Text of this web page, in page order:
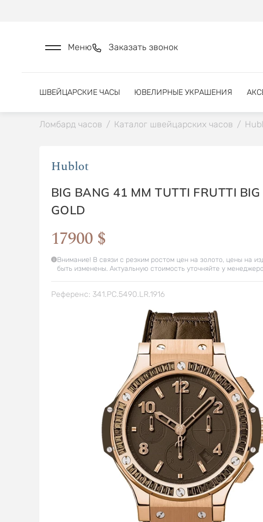
Меню Заказать звонок
ШВЕЙЦАРСКИЕ ЧАСЫ ЮВЕЛИРНЫЕ УКРАШЕНИЯ
Ломбард часов / Каталог швейцарских часов /
Hublot
BIG BANG 41 MM TUTTI FRUTTI
GOLD
17900 $
Внимание! В связи с резким ростом цен на золото, цены на
быть изменены. Актуальную стоимость уточняйте у
Референс: 341.PC.5490.LR.1916